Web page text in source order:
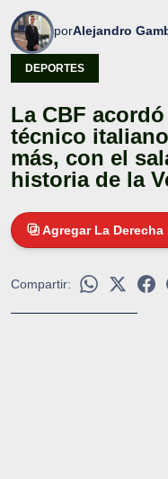
porAlejandro
DEPORTES
La CBF
técnico
más, con el
historia de la
Agregar La Derecha
Compartir: